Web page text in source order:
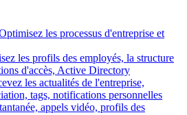
les processus d'entreprise et
les profils des employés, la structure
d'accès, Active Directory
les actualités de l'entreprise,
tags, notifications personnelles
appels vidéo, profils des